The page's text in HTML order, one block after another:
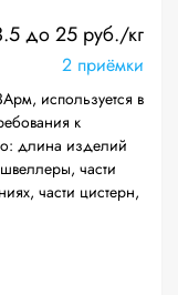
до 25 руб./кг
2 приёмки
используется в
к
длина изделий
части
части цистерн,